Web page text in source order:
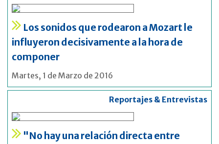
Los sonidos que rodearon a Mozart le
influyeron decisivamente a la hora de
componer
Martes, 1 de Marzo de 2016
Reportajes & Entrevistas
"No hay una relación directa entre